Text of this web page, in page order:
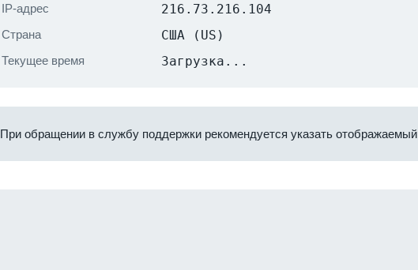
IP-адрес 216.73.216.104
Страна США (US)
Текущее время Загрузка...
При обращении в службу поддержки рекомендуется указать